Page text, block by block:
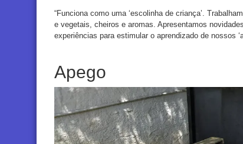
“Funciona como uma ‘escolinha de criança’.
e vegetais, cheiros e aromas. Apresentamos
experiências para estimular o aprendizado de nossos
Apego